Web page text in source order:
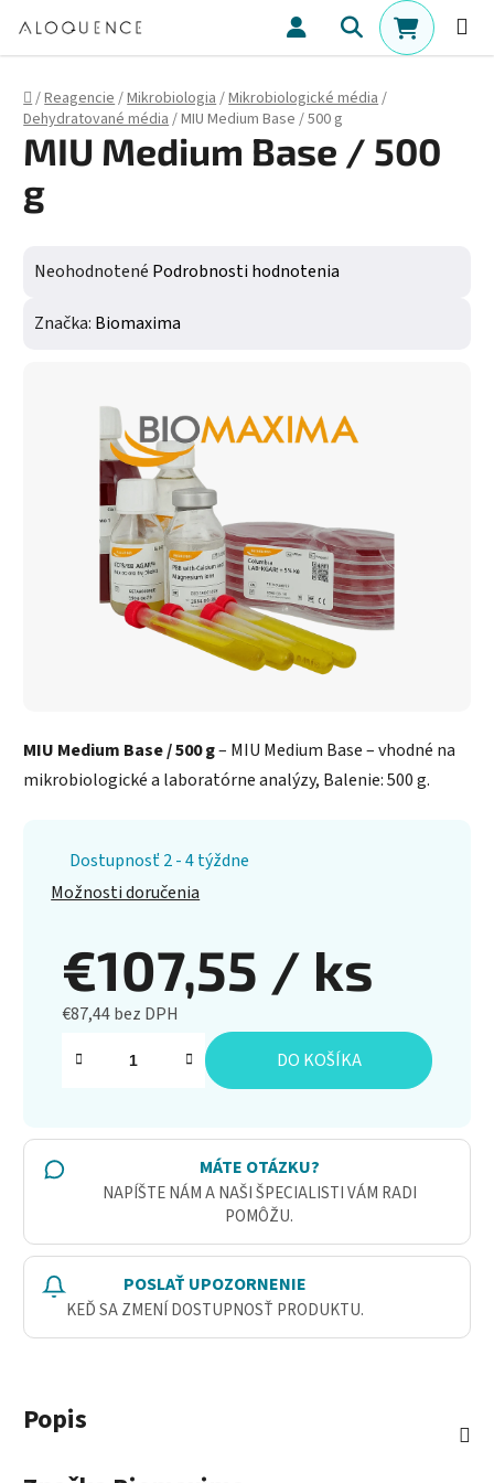
Hľadať
Domov
/Reagencie/Mikrobiologia/Mikrobiologické média/
Dehydratované média/MIU Medium Base / 500 g
MIU Medium Base / 500 g– MIU Medium Base – vhodné na
mikrobiologické a laboratórne analýzy, Balenie: 500 g.
Dostupnosť 2 - 4 týždne
Možnosti doručenia
€107,55 / ks
€87,44 bez DPH
Jednotková cena:
DO KOŠÍKA
MÁTE OTÁZKU?
NAPÍŠTE NÁM A NAŠI ŠPECIALISTI VÁM RADI
POMÔŽU.
POSLAŤ UPOZORNENIE
KEĎ SA ZMENÍ DOSTUPNOSŤ PRODUKTU.
MIU Medium Base / 500
g
Priemerné hodnotenie produktu je 0,0 z 5 hviezdičiek.
Neohodnotené Podrobnosti hodnotenia
Značka: Biomaxima
Popis